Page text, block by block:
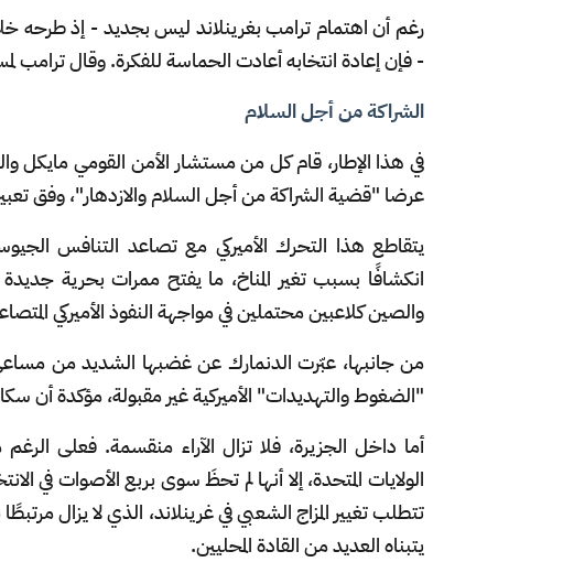
رغم أن اهتمام ترامب بغرينلاند ليس بجديد - إذ طرحه
- فإن إعادة انتخابه أعادت الحماسة للفكرة. وقال ترامب
الشراكة من أجل السلام
في هذا الإطار، قام كل من مستشار الأمن القومي مايكل
عرضا "قضية الشراكة من أجل السلام والازدهار"، وفق
يتقاطع هذا التحرك الأميركي مع تصاعد التنافس
انكشافًا بسبب تغير المناخ، ما يفتح ممرات بحرية
والصين كلاعبين محتملين في مواجهة النفوذ الأميركي
من جانبها، عبّرت الدنمارك عن غضبها الشديد من
"الضغوط والتهديدات" الأميركية غير مقبولة، مؤكدة أن
أما داخل الجزيرة، فلا تزال الآراء منقسمة. فعلى
الولايات المتحدة، إلا أنها لم تحظَ سوى بربع الأصوات في
تتطلب تغيير المزاج الشعبي في غرينلاند، الذي لا يزال
يتبناه العديد من القادة المحليين.